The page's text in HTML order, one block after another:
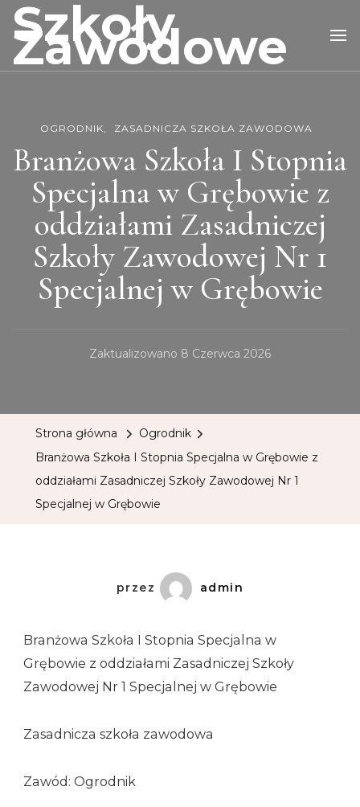
Szkoły
Zawodowe
OGRODNIK ZASADNICZA SZKOŁA ZAWODOWA
Branżowa Szkoła I Stopnia
Specjalna w Grębowie z
oddziałami Zasadniczej
Szkoły Zawodowej Nr 1
Specjalnej w Grębowie
Zaktualizowano 8 Czerwca 2026
Strona główna
Ogrodnik
Branżowa Szkoła I Stopnia Specjalna w Grębowie z
oddziałami Zasadniczej Szkoły Zawodowej Nr 1
Specjalnej w Grębowie
przez admin
Branżowa Szkoła I Stopnia Specjalna w
Grębowie z oddziałami Zasadniczej Szkoły
Zawodowej Nr 1 Specjalnej w Grębowie
Zasadnicza szkoła zawodowa
Zawód: Ogrodnik